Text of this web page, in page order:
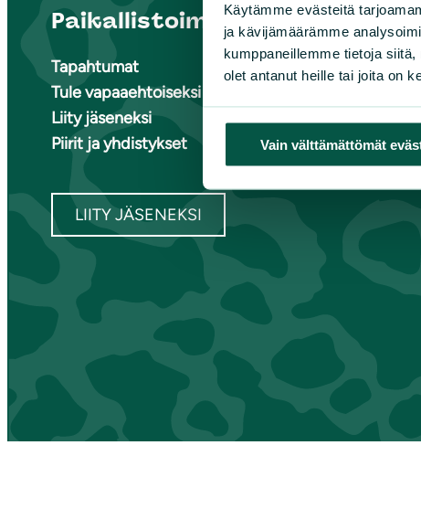
Käytämme evästeitä
ja kävijämäärämme
kumppaneillemme tietoja
olet antanut heille tai joita on
Vain välttämättömät
Paikallistoiminta
Tapahtumat
Tule vapaaehtoiseksi
Liity jäseneksi
Piirit ja yhdistykset
LIITY JÄSENEKSI